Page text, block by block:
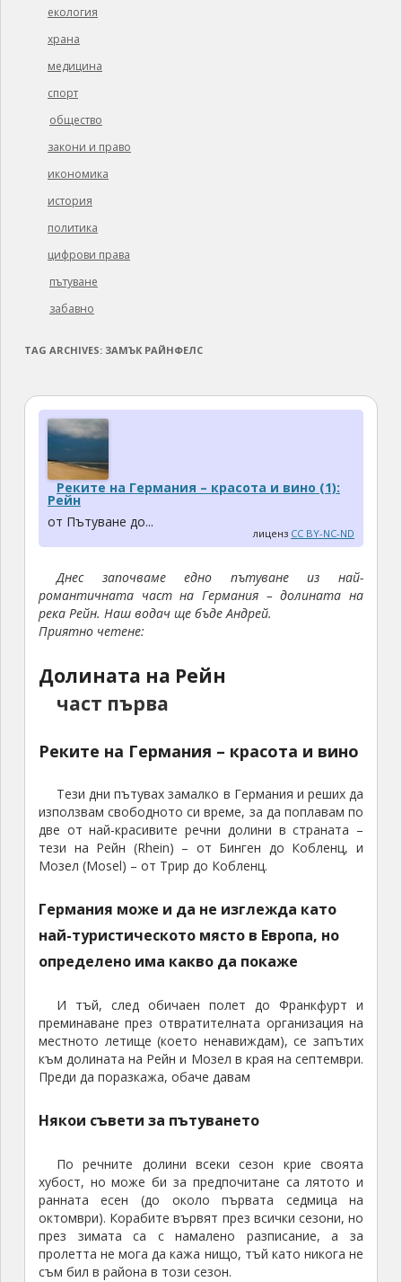
екология
храна
медицина
спорт
общество
закони и право
икономика
история
политика
цифрови права
пътуване
забавно
TAG ARCHIVES: ЗАМЪК РАЙНФЕЛС
Реките на Германия – красота и вино (1):
Рейн
от Пътуване до...
лиценз CC BY-NC-ND
Днес започваме едно пътуване из най-
романтичната част на Германия – долината на
река Рейн. Наш водач ще бъде Андрей.
Приятно четене:
Долината на Рейн
част първа
Реките на Германия – красота и вино
Тези дни пътувах замалко в Германия и реших да
използвам свободното си време, за да поплавам по
две от най-красивите речни долини в страната –
тези на Рейн (Rhein) – от Бинген до Кобленц, и
Мозел (Mosel) – от Трир до Кобленц.
Германия може и да не изглежда като
най-туристическото място в Европа, но
определено има какво да покаже
И тъй, след обичаен полет до Франкфурт и
преминаване през отвратителната организация на
местното летище (което ненавиждам), се запътих
към долината на Рейн и Мозел в края на септември.
Преди да поразкажа, обаче давам
Някои съвети за пътуването
По речните долини всеки сезон крие своята
хубост, но може би за предпочитане са лятото и
ранната есен (до около първата седмица на
октомври). Корабите вървят през всички сезони, но
през зимата са с намалено разписание, а за
пролетта не мога да кажа нищо, тъй като никога не
съм бил в района в този сезон.